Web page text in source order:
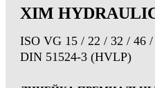
XIM
ISO VG 15 / 22 / 32 / 46
DIN 51524-3 (HVLP)